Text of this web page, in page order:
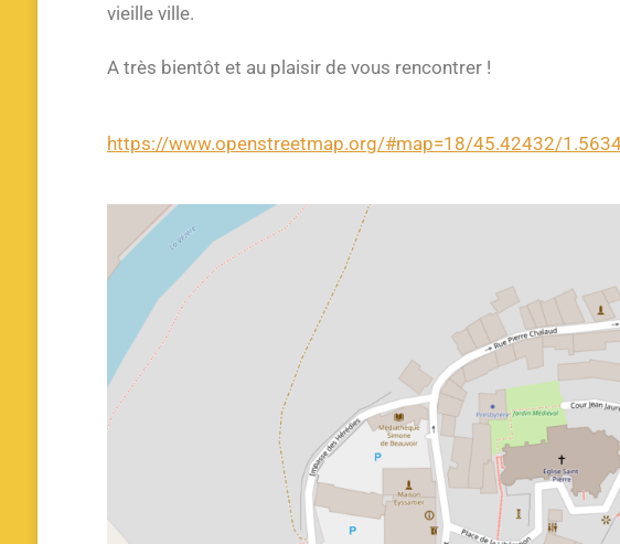
vieille ville.
A très bientôt et au plaisir de vous rencontrer !
https://www.openstreetmap.org/#map=18/45.42432/